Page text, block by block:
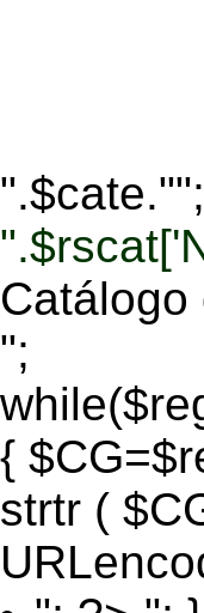
Catálogo
";
{
strtr (